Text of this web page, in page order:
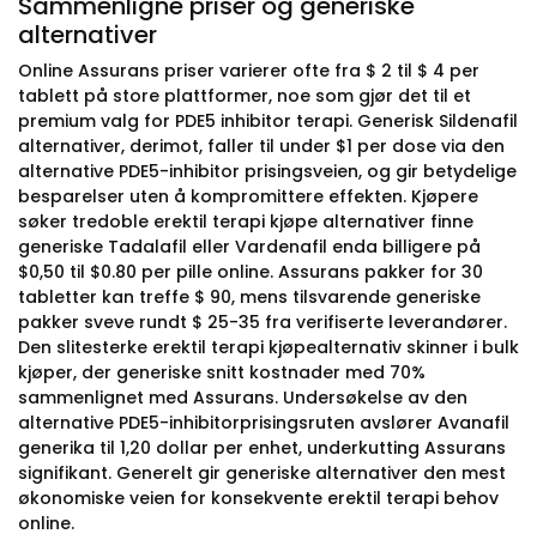
alternativer
Online Assurans priser varierer ofte fra $ 2 til $ 4 per
tablett på store plattformer, noe som gjør det til et
premium valg for PDE5 inhibitor terapi. Generisk Sildenafil
alternativer, derimot, faller til under $1 per dose via den
alternative PDE5-inhibitor prisingsveien, og gir betydelige
besparelser uten å kompromittere effekten. Kjøpere
søker tredoble erektil terapi kjøpe alternativer finne
generiske Tadalafil eller Vardenafil enda billigere på
$0,50 til $0.80 per pille online. Assurans pakker for 30
tabletter kan treffe $ 90, mens tilsvarende generiske
pakker sveve rundt $ 25-35 fra verifiserte leverandører.
Den slitesterke erektil terapi kjøpealternativ skinner i bulk
kjøper, der generiske snitt kostnader med 70%
sammenlignet med Assurans. Undersøkelse av den
alternative PDE5-inhibitorprisingsruten avslører Avanafil
generika til 1,20 dollar per enhet, underkutting Assurans
signifikant. Generelt gir generiske alternativer den mest
økonomiske veien for konsekvente erektil terapi behov
online.